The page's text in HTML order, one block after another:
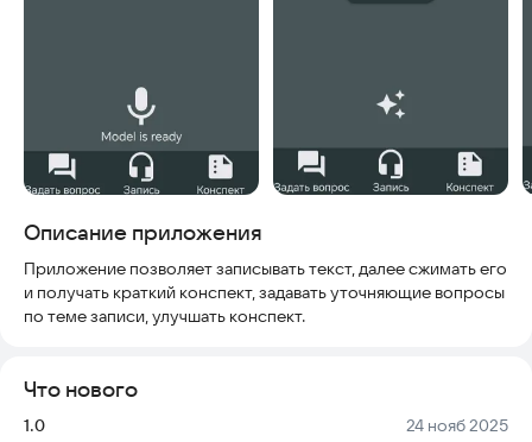
Описание приложения
Приложение позволяет записывать текст, далее сжимать его
и получать краткий конспект, задавать уточняющие вопросы
по теме записи, улучшать конспект.
Что нового
Версия:
1.0 Дата:
24 нояб 2025